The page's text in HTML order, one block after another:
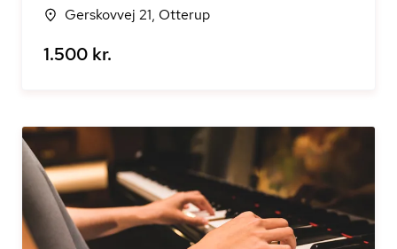
Gerskovvej 21, Otterup
1.500 kr.